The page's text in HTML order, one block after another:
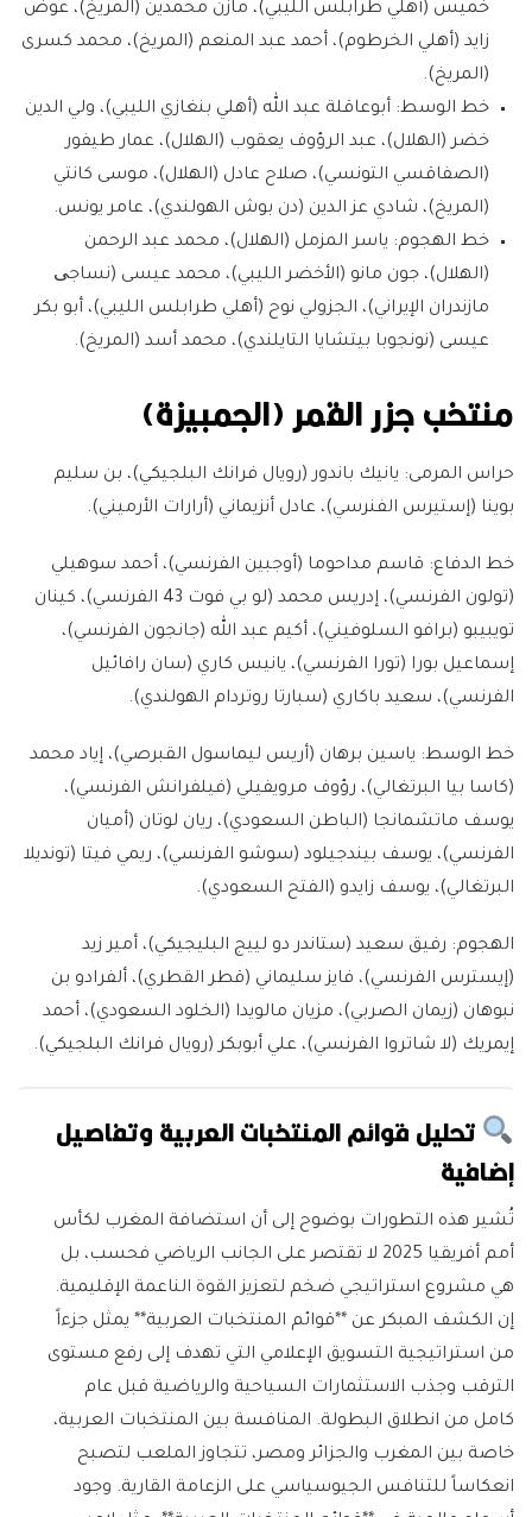
خميس (أهلي طرابلس الليبي)، مازن محمدين (المريخ)، عوض
زايد (أهلي الخرطوم)، أحمد عبد المنعم (المريخ)، محمد كسرى
(المريخ).
خط الوسط: أبوعاقلة عبد الله (أهلي بنغازي الليبي)، ولي الدين
خضر (الهلال)، عبد الرؤوف يعقوب (الهلال)، عمار طيفور
(الصفاقسي التونسي)، صلاح عادل (الهلال)، موسى كانتي
(المريخ)، شادي عز الدين (دن بوش الهولندي)، عامر يونس.
خط الهجوم: ياسر المزمل (الهلال)، محمد عبد الرحمن
(الهلال)، جون مانو (الأخضر الليبي)، محمد عيسى (نساجی
مازندران الإيراني)، الجزولي نوح (أهلي طرابلس الليبي)، أبو بكر
عيسى (نونجوبا بيتشايا التايلندي)، محمد أسد (المريخ).
منتخب جزر القمر (الجمبيزة)
حراس المرمى: يانيك باندور (رويال فرانك البلجيكي)، بن سليم
بوينا (إستيرس الفنرسي)، عادل أنزيماني (أرارات الأرميني).
خط الدفاع: قاسم مداحوما (أوجبين الفرنسي)، أحمد سوهيلي
(تولون الفرنسي)، إدريس محمد (لو بي فوت 43 الفرنسي)، كينان
تويبيبو (برافو السلوفيني)، أكيم عبد الله (جانجون الفرنسي)،
إسماعيل بورا (تورا الفرنسي)، يانيس كاري (سان رافائيل
الفرنسي)، سعيد باكاري (سبارتا روتردام الهولندي).
خط الوسط: ياسين برهان (أريس ليماسول القبرصي)، إياد محمد
(كاسا بيا البرتغالي)، رؤوف مرويفيلي (فيلفرانش الفرنسي)،
يوسف ماتشمانجا (الباطن السعودي)، ريان لوتان (أميان
الفرنسي)، يوسف بيندجيلود (سوشو الفرنسي)، ريمي فيتا (تونديلا
البرتغالي)، يوسف زايدو (الفتح السعودي).
الهجوم: رفيق سعيد (ستاندر دو لييج البليجيكي)، أمير زيد
(إيسترس الفرنسي)، فايز سليماني (قطر القطري)، ألفرادو بن
نبوهان (زيمان الصربي)، مزيان مالويدا (الخلود السعودي)، أحمد
إيمريك (لا شاتروا الفرنسي)، علي أبوبكر (رويال فرانك البلجيكي).
تحليل قوائم المنتخبات العربية وتفاصيل
إضافية
تُشير هذه التطورات بوضوح إلى أن استضافة المغرب لكأس
أمم أفريقيا 2025 لا تقتصر على الجانب الرياضي فحسب، بل
هي مشروع استراتيجي ضخم لتعزيز القوة الناعمة الإقليمية.
إن الكشف المبكر عن **قوائم المنتخبات العربية** يمثل جزءاً
من استراتيجية التسويق الإعلامي التي تهدف إلى رفع مستوى
الترقب وجذب الاستثمارات السياحية والرياضية قبل عام
كامل من انطلاق البطولة. المنافسة بين المنتخبات العربية،
خاصة بين المغرب والجزائر ومصر، تتجاوز الملعب لتصبح
انعكاساً للتنافس الجيوسياسي على الزعامة القارية. وجود